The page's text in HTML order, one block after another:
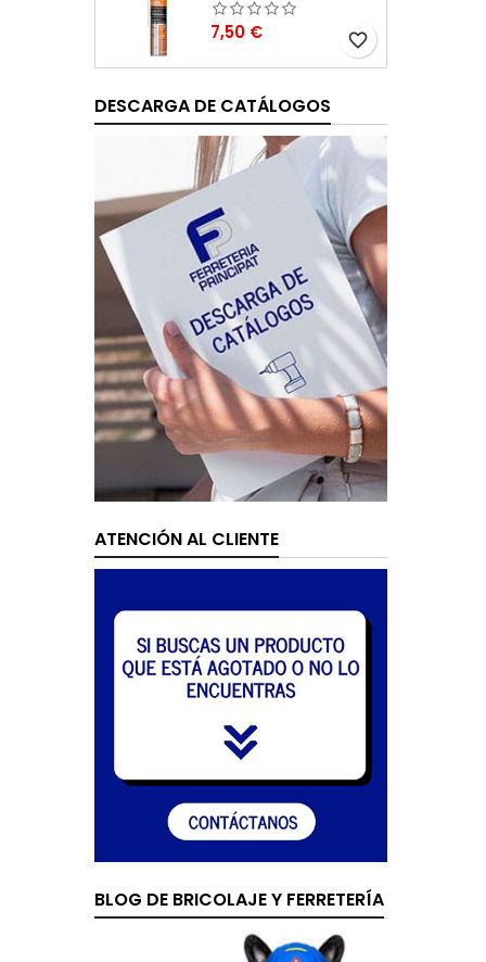
Precio
7,50 € favorite_border
DESCARGA DE CATÁLOGOS
ATENCIÓN AL CLIENTE
BLOG DE BRICOLAJE Y FERRETERÍA